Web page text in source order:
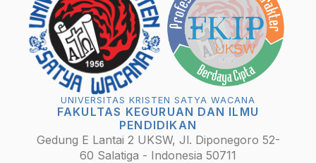
UNIVERSITAS KRISTEN SATYA WACANA
FAKULTAS KEGURUAN DAN ILMU
PENDIDIKAN
Gedung E Lantai 2 UKSW, Jl. Diponegoro 52-
60 Salatiga - Indonesia 50711